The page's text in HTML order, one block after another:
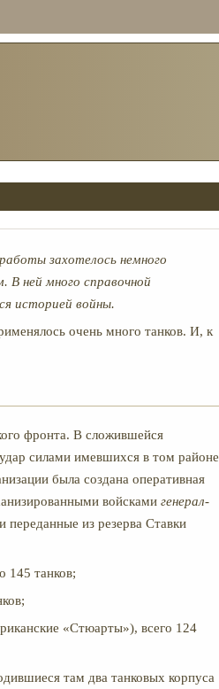
захотелось немного
ней много справочной
историей войны.
очень много танков. И, к
фронта. В сложившейся
силами имевшихся в том районе
была создана оперативная
войскамигенерал-
переданные из резерва Ставки
145 танков;
«Стюарты»), всего 124
там два танковых корпуса